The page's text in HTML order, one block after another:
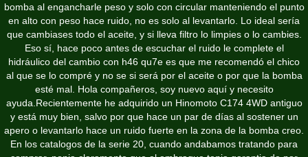
bomba al engancharle peso y solo con circular manteniendo el punto
en alto con peso hace ruido, no es solo al levantarlo. Lo ideal sería
que cambiases todo el aceite, y si lleva filtro lo limpies o lo cambies.
Eso sí, hace poco antes de escuchar el ruido le complete el
hidráulico del cambio con h46 qu7e es que me recomendó el chico
al que se lo compré y no se si será por el aceite o por que la bomba
esté mal. Hola compañeros, soy nuevo aquí y necesito
ayuda.Recientemente he adquirido un Hinomoto C174 4WD antiguo
y está muy bien, salvo por que hace un par de días al sostener un
apero o levantarlo hace un ruido fuerte en la zona de la bomba creo.
En los catalogos de la serie 20, cuando andabamos tratando para